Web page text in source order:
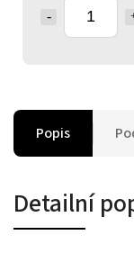
Popis
Detailní